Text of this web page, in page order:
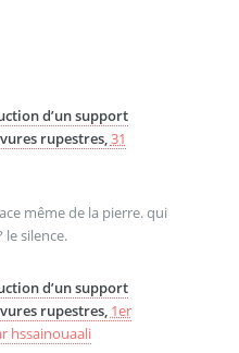
d’un support
rupestres,31
même de la pierre. qui
le silence.
d’un support
rupestres, 1er
hssainouaali